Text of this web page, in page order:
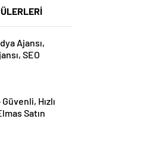
Ajansı,
SEO
Ajansı
Hızlı
Satın